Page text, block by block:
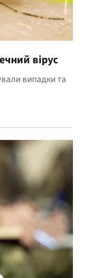
вірус
випадки та